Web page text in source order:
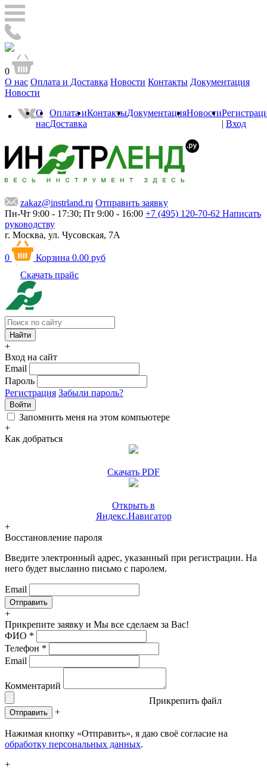
0
О нас Оплата и Доставка Новости Контакты Документация
Новости
О
нас
Оплата и
Доставка
КонтактыДокументацияНовости
| Вход
zakaz@instrland.ru Отправить заявку
Пн-Чт 9:00 - 17:30; Пт 9:00 - 16:00 +7 (495) 120-70-62 Написать
руководству
г. Москва, ул. Чусовская, 7А
0 Корзина 0.00 руб
Скачать прайс
+
Вход на сайт
Email
Пароль
Регистрация Забыли пароль?
Войти
Запомнить меня на этом компьютере
+
Как добраться
Скачать PDF
Открыть в
Яндекс.Навигатор
+
Восстановление пароля
Введите электронный адрес, указанный при регистрации. На
него будет высланно письмо с паролем.
Email
+
Прикрепите заявку и Мы все сделаем за Вас!
ФИО *
Телефон *
Email
Комментарий
Прикрепить файл
Отправить +
Нажимая кнопку «Отправить», я даю своё согласие на
обработку персональных данных.
+